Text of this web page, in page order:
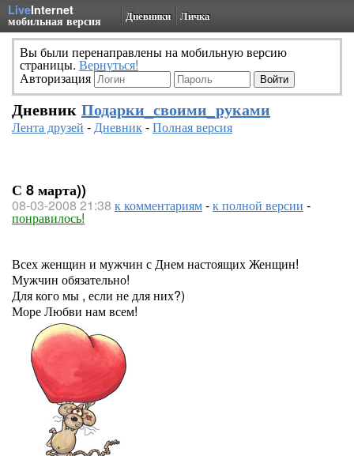
LiveInternet
мобильная версия Дневники Личка
Вы были перенаправлены на мобильную версию
страницы. Вернуться!
Авторизация
Дневник Подарки_своими_руками
Лента друзей -Дневник-Полная версия
С 8 марта))
08-03-2008 21:38 к комментариям-к полной версии -
понравилось!
Всех женщин и мужчин с Днем настоящих Женщин!
Мужчин обязательно!
Для кого мы , если не для них?)
Море Любви нам всем!